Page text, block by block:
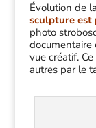
Évolution de
sculpture est
photo
documentaire
vue créatif.
autres par le